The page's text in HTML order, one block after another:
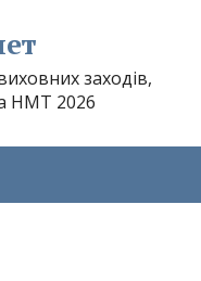
заходів,
НМТ 2026